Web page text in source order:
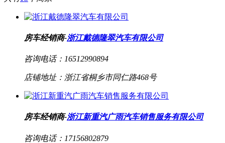
房车经销商-浙江戴德隆翠汽车有限公司
咨询电话： 16512990894
店铺地址： 浙江省桐乡市同仁路468号
房车经销商-浙江新重汽广雨汽车销售服务有限公司
咨询电话： 17156802879